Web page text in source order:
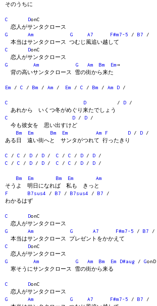
そのうちに
C DonC
恋人がサンタクロース
G
Am G A7 F#m7-5 / B7 /
本当はサンタクロース つむじ風追い越して
C
DonC
恋人がサンタクロース
G
Am G Am Bm Em→
背の高いサンタクロース 雪の街から来た
Em / C / Bm / Am / Em / C / Bm / Am D /
C D / D /
あれから いくつ冬がめぐり来たでしょう
C
D / D /
今も彼女を 思い出すけど
Bm
Em Bm Em Am F D / D /
ある日 遠い街へと サンタがつれて 行ったきり
C / C / D / D / C / C / D / D /
C / C / D / D / C / C / D / D /
Bm Em Bm Em
Am
そうよ 明日になれば 私も きっと
F
B7sus4 / B7 / B7sus4 / B7 /
わかるはず
C DonC
恋人がサンタクロース
G
Am G A7 F#m7-5 / B7 /
本当はサンタクロース プレゼントをかかえて
C
DonC
恋人がサンタクロース
G
Am G Am Bm Em D#aug / GonD
寒そうにサンタクロース 雪の街から来る
C DonC
恋人がサンタクロース
G
Am G A7 F#m7-5 / B7 /